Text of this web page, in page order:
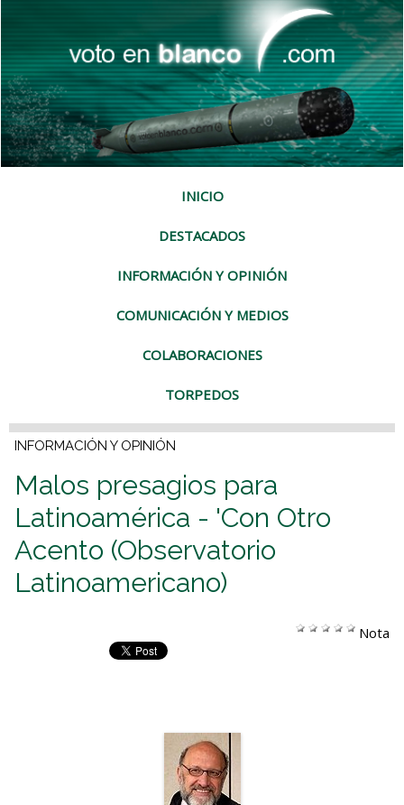
INICIO
DESTACADOS
INFORMACIÓN Y OPINIÓN
COMUNICACIÓN Y MEDIOS
COLABORACIONES
TORPEDOS
INFORMACIÓN Y OPINIÓN
Malos presagios para
Latinoamérica - 'Con Otro
Acento (Observatorio
Latinoamericano)
Nota